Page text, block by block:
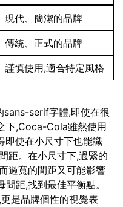
現代、簡潔的品牌
傳統、正式的品牌
謹慎使用,適合特定風格
serif字體,即使在很
下,Coca-Cola雖然使用
即使在小尺寸下也能識
距。在小尺寸下,過緊的
過寬的間距又可能影響
距,找到最佳平衡點。
是品牌個性的視覺表